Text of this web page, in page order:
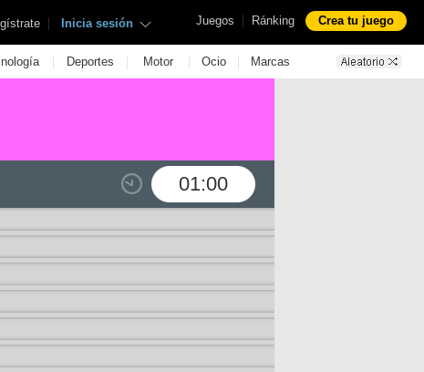
Juegos | Ránking Crea tu juego
| Inicia sesión
| Deportes | Motor | Ocio | Marcas
01:00